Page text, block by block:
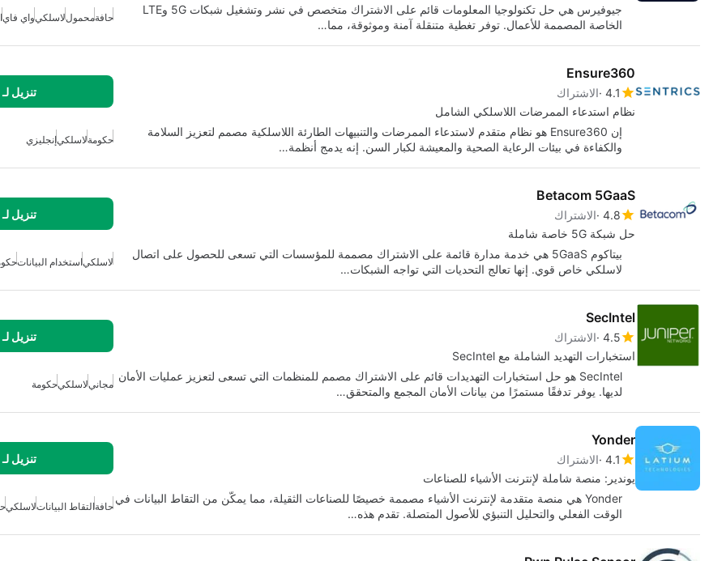
جيوفيرس هي حل تكنولوجيا المعلومات قائم على الاشتراك متخصص في نشر وتشغيل شبكات 5G وLTE
الخاصة المصممة للأعمال. توفر تغطية متنقلة آمنة وموثوقة، مما…
حافةمحموللاسلكيواي فاي
Ensure360
4.1 الاشتراك
نظام استدعاء الممرضات اللاسلكي الشامل
تنزيل لـ
إن Ensure360 هو نظام متقدم لاستدعاء الممرضات والتنبيهات الطارئة اللاسلكية مصمم لتعزيز السلامة
والكفاءة في بيئات الرعاية الصحية والمعيشة لكبار السن. إنه يدمج أنظمة…
حكومةلاسلكيإنجليزي
Betacom 5GaaS
4.8 الاشتراك
حل شبكة 5G خاصة شاملة
تنزيل لـ
بيتاكوم 5GaaS هي خدمة مدارة قائمة على الاشتراك مصممة للمؤسسات التي تسعى للحصول على اتصال
لاسلكي خاص قوي. إنها تعالج التحديات التي تواجه الشبكات…
لاسلكياستخدام البيانات
SecIntel
4.5 الاشتراك
استخبارات التهديد الشاملة مع SecIntel
تنزيل لـ
SecIntel هو حل استخبارات التهديدات قائم على الاشتراك مصمم للمنظمات التي تسعى لتعزيز عمليات الأمان
لديها. يوفر تدفقًا مستمرًا من بيانات الأمان المجمع والمتحقق…
مجانيلاسلكيحكومة
Yonder
4.1 الاشتراك
يوندير: منصة شاملة لإنترنت الأشياء للصناعات
تنزيل لـ
Yonder هي منصة متقدمة لإنترنت الأشياء مصممة خصيصًا للصناعات الثقيلة، مما يمكّن من التقاط البيانات في
الوقت الفعلي والتحليل التنبؤي للأصول المتصلة. تقدم هذه…
حافةالتقاط البياناتلاسلكي